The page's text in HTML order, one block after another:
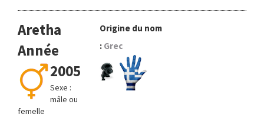
Aretha
Année
2005
Sexe :
mâle ou
femelle
Origine du nom
: Grec